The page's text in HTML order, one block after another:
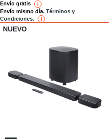
Envío gratis ireference
Envío mismo día. Términos y
Condiciones.
i reference
NUEVO